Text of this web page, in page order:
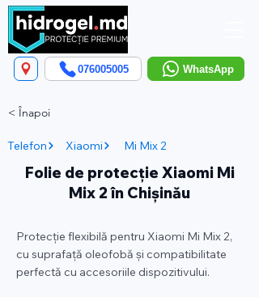
WhatsApp
076005005
< Înapoi
Telefon Xiaomi Mi Mix 2
Folie de protecție Xiaomi Mi
Mix 2 în Chișinău
Protecție flexibilă pentru Xiaomi Mi Mix 2,
cu suprafață oleofobă și compatibilitate
perfectă cu accesoriile dispozitivului.